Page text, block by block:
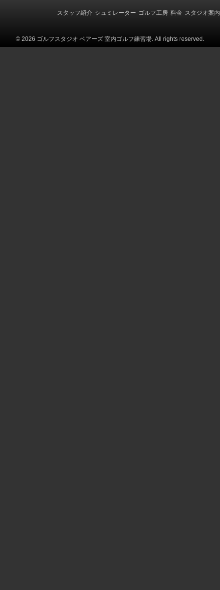
スタッフ紹介 シュミレーター ゴルフ工房 料金 スタジオ案内
© 2026 ゴルフスタジオ ベアーズ 室内ゴルフ練習場. All rights reserved.